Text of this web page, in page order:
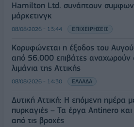
Hamilton Ltd. συνάπτουν
μάρκετινγκ
08/08/2026 - 13:44 ΕΠΙΧΕΙΡΗΣΕΙΣ
Κορυφώνεται η έξοδος του
από 56.000 επιβάτες αναχωρούν
λιμάνια της Αττικής
08/08/2026 - 14:30 ΕΛΛΑΔΑ
Δυτική Αττική: Η επόμενη ημέρα
πυρκαγιές – Τα έργα Antinero και
από τις βροχές